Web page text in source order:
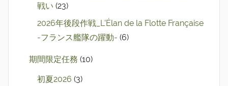
戦い (23)
2026年後段作戦_L'Élan de la Flotte Française
-フランス艦隊の躍動- (6)
期間限定任務 (10)
初夏2026 (3)